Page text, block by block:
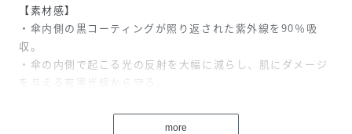
【素材感】
・傘内側の黒コーティングが照り返された紫外線を90％吸
収。
・傘の内側で起こる光の反射を大幅に減らし、肌にダメージ
を与える有害光線から守る。
・全カラー遮光率100％、UVカット率100％、UPF50＋を実
more